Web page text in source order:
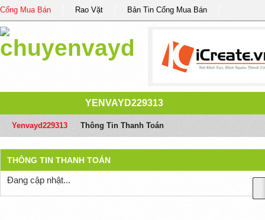
Cổng Mua Bán Rao Vặt Bản Tin Cổng Mua Bán
YENVAYD229313
Yenvayd229313 Thông Tin Thanh Toán
THÔNG TIN THANH TOÁN
Đang cập nhật...